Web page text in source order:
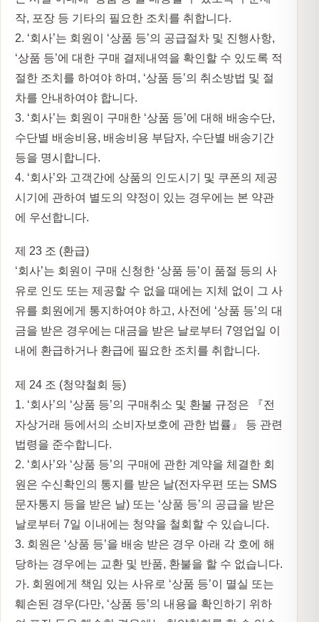
작, 포장 등 기타의 필요한 조치를 취합니다.
2. ‘회사’는 회원이 ‘상품 등’의 공급절차 및 진행사항,
‘상품 등’에 대한 구매 결제내역을 확인할 수 있도록 적
절한 조치를 하여야 하며, ‘상품 등’의 취소방법 및 절
차를 안내하여야 합니다.
3. ‘회사’는 회원이 구매한 ‘상품 등’에 대해 배송수단,
수단별 배송비용, 배송비용 부담자, 수단별 배송기간
등을 명시합니다.
4. ‘회사’와 고객간에 상품의 인도시기 및 쿠폰의 제공
시기에 관하여 별도의 약정이 있는 경우에는 본 약관
에 우선합니다.
제 23 조 (환급)
‘회사’는 회원이 구매 신청한 ‘상품 등’이 품절 등의 사
유로 인도 또는 제공할 수 없을 때에는 지체 없이 그 사
유를 회원에게 통지하여야 하고, 사전에 ‘상품 등’의 대
금을 받은 경우에는 대금을 받은 날로부터 7영업일 이
내에 환급하거나 환급에 필요한 조치를 취합니다.
제 24 조 (청약철회 등)
1. ‘회사’의 ‘상품 등’의 구매취소 및 환불 규정은 『전
자상거래 등에서의 소비자보호에 관한 법률』 등 관련
법령을 준수합니다.
2. ‘회사’와 ‘상품 등’의 구매에 관한 계약을 체결한 회
원은 수신확인의 통지를 받은 날(전자우편 또는 SMS
문자통지 등을 받은 날) 또는 ‘상품 등’의 공급을 받은
날로부터 7일 이내에는 청약을 철회할 수 있습니다.
3. 회원은 ‘상품 등’을 배송 받은 경우 아래 각 호에 해
당하는 경우에는 교환 및 반품, 환불을 할 수 없습니다.
가. 회원에게 책임 있는 사유로 ‘상품 등’이 멸실 또는
훼손된 경우(다만, ‘상품 등’의 내용을 확인하기 위하